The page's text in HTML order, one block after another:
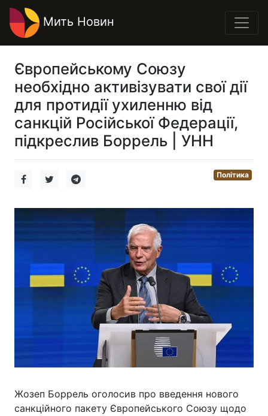
Мить Новин
Європейському Союзу
необхідно активізувати свої дії
для протидії ухиленню від
санкцій Російської Федерації,
підкреслив Боррель | УНН
Політика
Жозеп Боррель оголосив про введення нового
санкційного пакету Європейського Союзу щодо